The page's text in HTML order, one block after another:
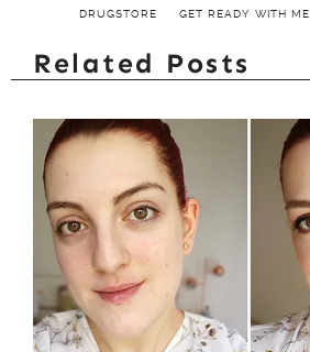
DRUGSTORE GET READY WITH ME
Related Posts